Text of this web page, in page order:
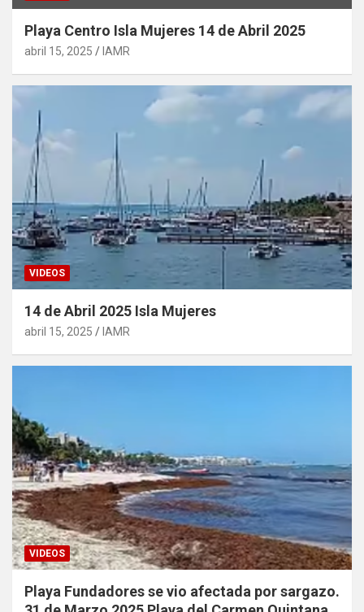
Playa Centro Isla Mujeres 14 de Abril 2025
abril 15, 2025 IAMR
VIDEOS
14 de Abril 2025 Isla Mujeres
abril 15, 2025 IAMR
VIDEOS
Playa Fundadores se vio afectada por sargazo.